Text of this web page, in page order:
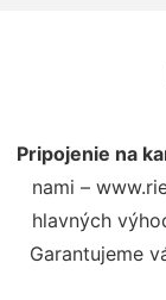
Pripojenie na
nami –
hlavných
Garantujeme